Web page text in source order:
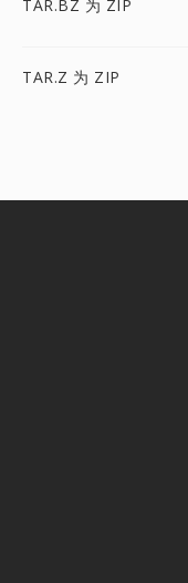
TAR.BZ 为 ZIP
TAR.Z 为 ZIP